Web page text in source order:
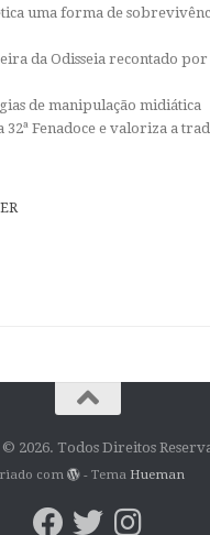
uma forma de
da Odisseia recontado
de manipulação midiática
Fenadoce e valoriza a
© 2026. Todos Direitos
com - Tema Hueman